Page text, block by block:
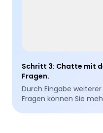
Schritt 3: Chatte mit
Fragen.
Durch Eingabe
Fragen können Sie